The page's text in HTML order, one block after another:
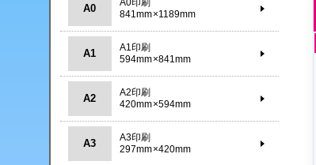
A0
A0印刷
841mm×1189mm
A1
A1印刷
594mm×841mm
A2
A2印刷
420mm×594mm
A3
A3印刷
297mm×420mm